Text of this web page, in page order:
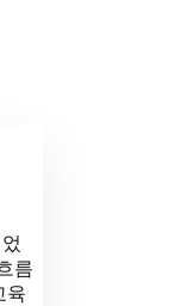
름
육